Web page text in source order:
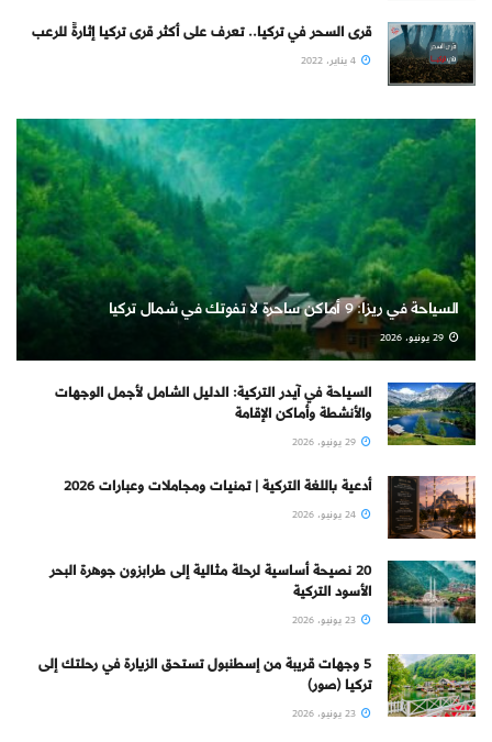
قرى السحر في تركيا.. تعرف على أكثر قرى تركيا إثارةً للرعب
السياحة في ريزا: 9 أماكن ساحرة لا تفوتك في شمال تركيا
السياحة في آيدر التركية: الدليل الشامل لأجمل الوجهات
والأنشطة وأماكن الإقامة
أدعية باللغة التركية | تمنيات ومجاملات وعبارات 2026
20 نصيحة أساسية لرحلة مثالية إلى طرابزون جوهرة البحر
الأسود التركية
5 وجهات قريبة من إسطنبول تستحق الزيارة في رحلتك إلى
تركيا (صور)